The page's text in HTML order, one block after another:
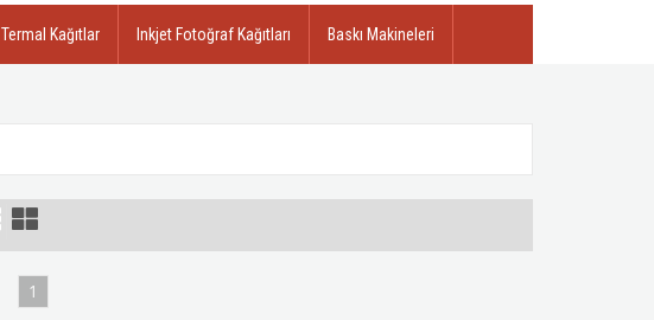
Termal Kağıtlar Inkjet Fotoğraf Kağıtları Baskı Makineleri
1